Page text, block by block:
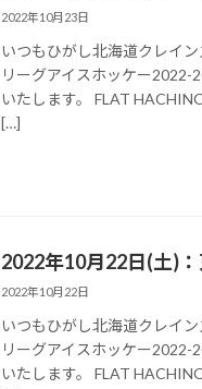
2022年10月23日
いつもひがし北海道クレイ
リーグアイスホッケー2022-
いたします。 FLAT
[…]
2022年10月22日(土)
2022年10月22日
いつもひがし北海道クレイ
リーグアイスホッケー2022-
いたします。 FLAT